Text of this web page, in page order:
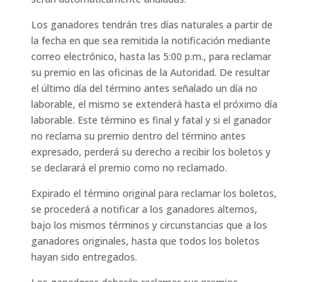
Los ganadores tendrán tres días naturales a partir de
la fecha en que sea remitida la notificación mediante
correo electrónico, hasta las 5:00 p.m., para reclamar
su premio en las oficinas de la Autoridad. De resultar
el último día del término antes señalado un día no
laborable, el mismo se extenderá hasta el próximo día
laborable. Este término es final y fatal y si el ganador
no reclama su premio dentro del término antes
expresado, perderá su derecho a recibir los boletos y
se declarará el premio como no reclamado.
Expirado el término original para reclamar los boletos,
se procederá a notificar a los ganadores alternos,
bajo los mismos términos y circunstancias que a los
ganadores originales, hasta que todos los boletos
hayan sido entregados.